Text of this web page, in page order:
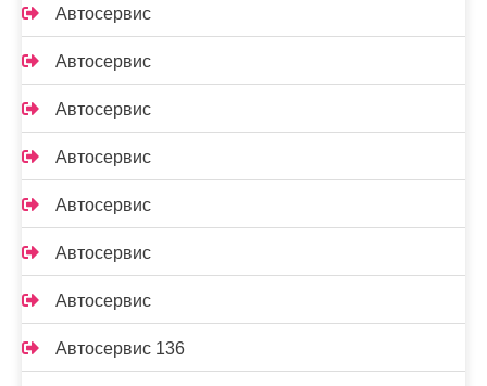
Автосервис
Автосервис
Автосервис
Автосервис
Автосервис
Автосервис
Автосервис
Автосервис 136